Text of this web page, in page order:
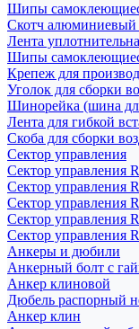
Шипы
Скотч
Лента
Шипы
Крепеж для
Уголок для сборки
Шинорейка (шина
Лента для гибкой
Скоба для сборки
Сектор управления
Сектор управления
Сектор управления
Сектор управления
Сектор управления
Сектор управления
Анкеры и дюбили
Анкерный болт с
Анкер клиновой
Дюбель распорный
Анкер клин